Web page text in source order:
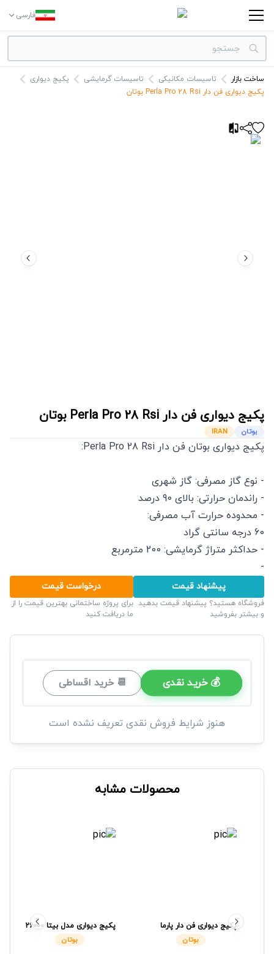
فارسی
دسته بندی‌ها
برندها
ساخت بازار تاسیسات مکانیکی تاسیسات گرمایشی
پکیج دیواری
پکیج دیواری فن دار Perla Pro 28 Rsi بوتان
پکیج دیواری فن دار Perla Pro 28 Rsi بوتان
بوتان IRAN
پکیج دیواری بوتان فن دار Perla Pro 28 Rsi:
- نوع گاز مصرفی: گاز شهری
- راندمان حرارتی: بالای 90 درصد
- محدوده حرارت آب مصرفی:
60 درجه سانتی گراد
- حداکثر متراژ گرمایشی: 200 مترمربع
-
پیشنهاد قیمت
فروشگاه هستید؟ پیشنهاد قیمت بدهید
و بیشتر بفروشید
درخواست قیمت
برای پروژه ساختمانی بهترین قیمت را از
ما دریافت کنید
💰 خرید نقدی 📆 خرید اقساطی
هنوز شرایط فروش نقدی تعریف نشده است
محصولات مشابه
پکیج دیواری فن دار پارما
بوتانبوتان
پکیج دیواری مدل بیتا 26000
بوتان